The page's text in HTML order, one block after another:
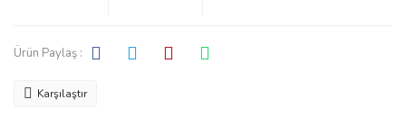
Ürün Paylaş :
Karşılaştır